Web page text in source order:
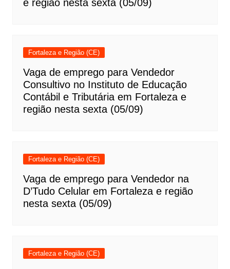
e região nesta sexta (05/09)
Fortaleza e Região (CE)
Vaga de emprego para Vendedor
Consultivo no Instituto de Educação
Contábil e Tributária em Fortaleza e
região nesta sexta (05/09)
Fortaleza e Região (CE)
Vaga de emprego para Vendedor na
D’Tudo Celular em Fortaleza e região
nesta sexta (05/09)
Fortaleza e Região (CE)